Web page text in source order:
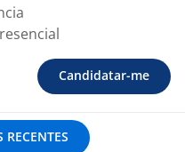
Candidatar-me
RECENTES